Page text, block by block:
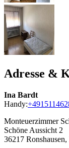
Adresse &
Ina Bardt
Handy:
Monteuerzimmer
Schöne Aussicht 2
36217